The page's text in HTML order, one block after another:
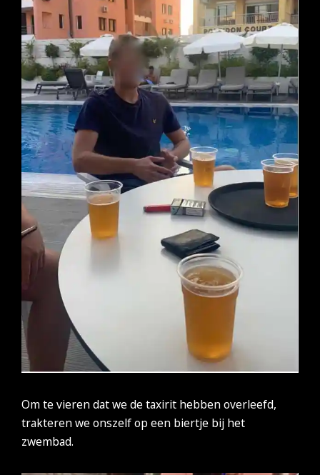
Om te vieren dat we de taxirit hebben overleefd,
trakteren we onszelf op een biertje bij het
zwembad.